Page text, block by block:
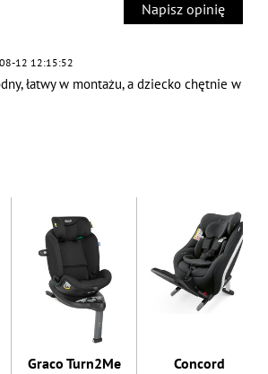
Napisz opinię
12 12:15:52
łatwy w montażu, a dziecko chętnie w
Graco Turn2Me
Concord